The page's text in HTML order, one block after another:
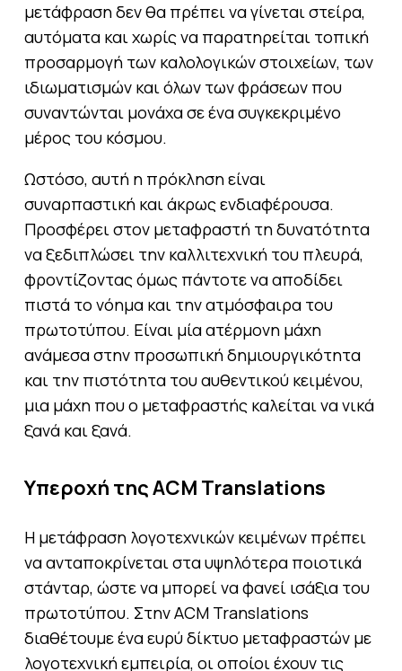
μετάφραση δεν θα πρέπει να γίνεται στείρα,
αυτόματα και χωρίς να παρατηρείται τοπική
προσαρμογή των καλολογικών στοιχείων, των
ιδιωματισμών και όλων των φράσεων που
συναντώνται μονάχα σε ένα συγκεκριμένο
μέρος του κόσμου.
Ωστόσο, αυτή η πρόκληση είναι
συναρπαστική και άκρως ενδιαφέρουσα.
Προσφέρει στον μεταφραστή τη δυνατότητα
να ξεδιπλώσει την καλλιτεχνική του πλευρά,
φροντίζοντας όμως πάντοτε να αποδίδει
πιστά το νόημα και την ατμόσφαιρα του
πρωτοτύπου. Είναι μία ατέρμονη μάχη
ανάμεσα στην προσωπική δημιουργικότητα
και την πιστότητα του αυθεντικού κειμένου,
μια μάχη που ο μεταφραστής καλείται να νικά
ξανά και ξανά.
Υπεροχή της ACM Translations
Η μετάφραση λογοτεχνικών κειμένων πρέπει
να ανταποκρίνεται στα υψηλότερα ποιοτικά
στάνταρ, ώστε να μπορεί να φανεί ισάξια του
πρωτοτύπου. Στην ACM Translations
διαθέτουμε ένα ευρύ δίκτυο μεταφραστών με
λογοτεχνική εμπειρία, οι οποίοι έχουν τις